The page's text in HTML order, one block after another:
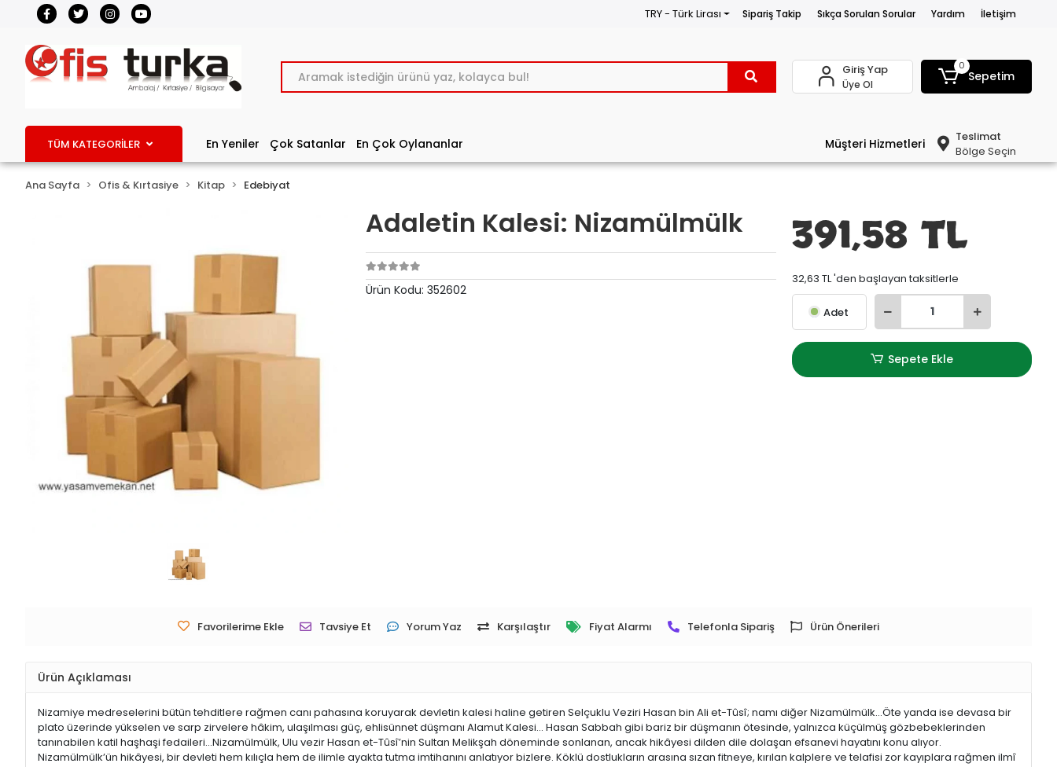
TRY - Türk Lirası Sipariş Takip Sıkça Sorulan Sorular Yardım İletişim
Giriş Yap
Üye Ol
0
Sepetim
TÜM KATEGORİLER En Yeniler Çok Satanlar En Çok Oylananlar Müşteri Hizmetleri
Teslimat
Bölge Seçin
Ana Sayfa Ofis & Kırtasiye Kitap Edebiyat
Adaletin Kalesi: Nizamülmülk
Ürün Kodu:352602
391,58 TL
32,63 TL 'den başlayan taksitlerle
Adet
Sepete Ekle
Favorilerime Ekle Tavsiye Et Yorum Yaz Karşılaştır Fiyat Alarmı Telefonla Sipariş Ürün Önerileri
Ürün Açıklaması
Nizamiye medreselerini bütün tehditlere rağmen canı pahasına koruyarak devletin kalesi haline getiren Selçuklu Veziri Hasan bin Ali et-Tûsî; namı diğer Nizamülmülk...Öte yanda ise devasa bir
plato üzerinde yükselen ve sarp zirvelere hâkim, ulaşılması güç, ehlisünnet düşmanı Alamut Kalesi… Hasan Sabbah gibi bariz bir düşmanın ötesinde, yalnızca küçülmüş gözbebeklerinden
tanınabilen katil haşhaşi fedaileri…Nizamülmülk, Ulu vezir Hasan et-Tûsî’nin Sultan Melikşah döneminde sonlanan, ancak hikâyesi dilden dile dolaşan efsanevi hayatını konu alıyor.
Nizamülmülk’ün hikâyesi, bir devleti hem kılıçla hem de ilimle ayakta tutma imtihanını anlatıyor bizlere. Köklü dostlukların arasına sızan fitneye, kırılan kalplere ve telafisi zor kayıplara rağmen ilmî